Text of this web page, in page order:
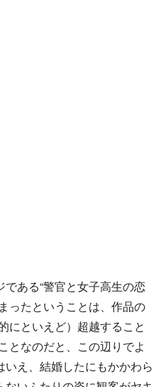
ある“警官と女子高生の恋
ったということは、作品の
にといえど）超越すること
となのだと、この辺りでよ
え、結婚したにもかかわら